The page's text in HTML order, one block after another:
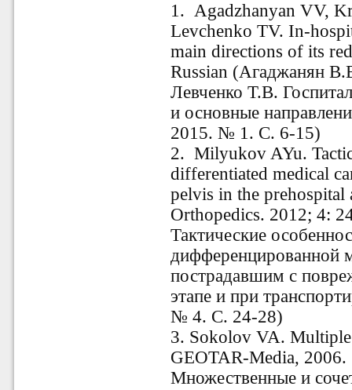
1. Agadzhanyan VV,
Levchenko TV. In-
main directions of its
Russian (Агаджанян
Левченко Т.В.
и основные
2015. № 1. С. 6-15)
2. Milyukov AYu.
differentiated medical
pelvis in the
Orthopedics. 2012; 4:
Тактические
дифференцированной
пострадавшим с
этапе и при
№ 4. С. 24-28)
3. Sokolov VA.
GEOTAR-Media,
Множественные и